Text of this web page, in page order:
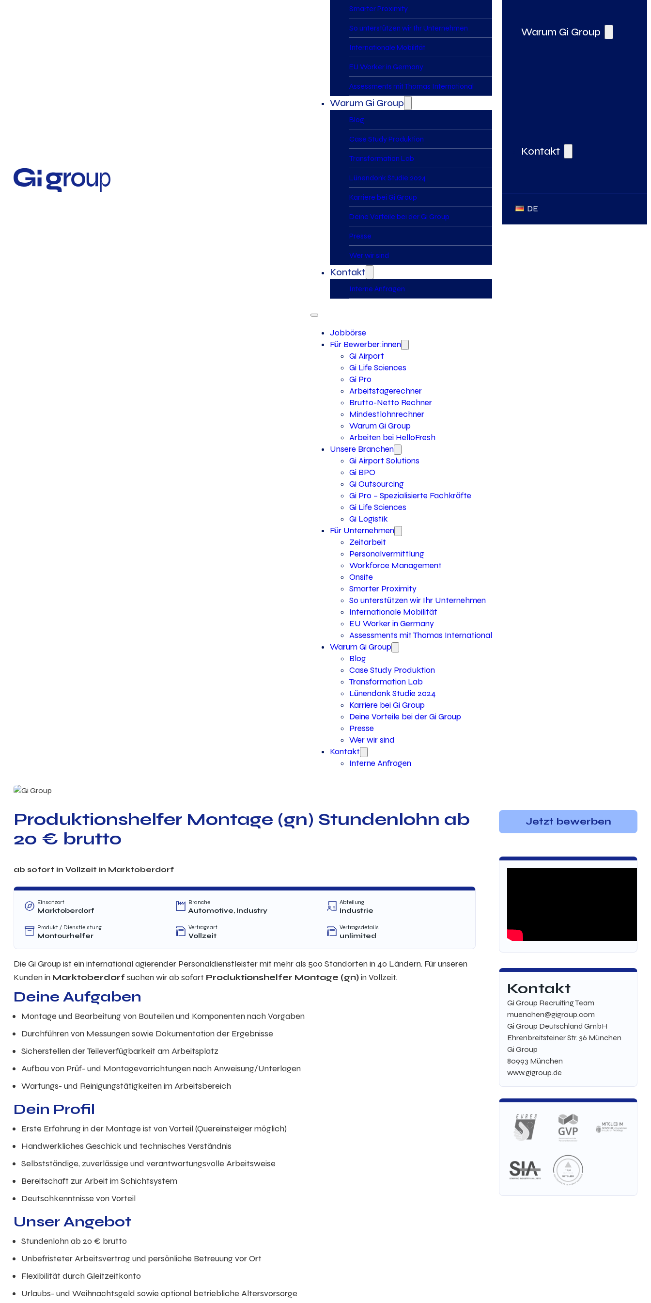
Smarter Proximity
So unterstützen wir Ihr Unternehmen
Internationale Mobilität
EU Worker in Germany
Assessments mit Thomas International
Warum Gi Group
Blog
Case Study Produktion
Transformation Lab
Lünendonk Studie 2024
Karriere bei Gi Group
Deine Vorteile bei der Gi Group
Presse
Wer wir sind
Kontakt
Interne Anfragen
Jobbörse
Für Bewerber:innen
Gi Airport
Gi Life Sciences
Gi Pro
Arbeitstagerechner
Brutto-Netto Rechner
Mindestlohnrechner
Warum Gi Group
Arbeiten bei HelloFresh
Unsere Branchen
Gi Airport Solutions
Gi BPO
Gi Outsourcing
Gi Pro – Spezialisierte Fachkräfte
Gi Life Sciences
Gi Logistik
Für Unternehmen
Zeitarbeit
Personalvermittlung
Workforce Management
Onsite
Smarter Proximity
So unterstützen wir Ihr Unternehmen
Internationale Mobilität
EU Worker in Germany
Assessments mit Thomas International
Warum Gi Group
Blog
Case Study Produktion
Transformation Lab
Lünendonk Studie 2024
Karriere bei Gi Group
Deine Vorteile bei der Gi Group
Presse
Wer wir sind
Kontakt
Interne Anfragen
Warum Gi Group
Kontakt
DE
Produktionshelfer Montage (gn) Stundenlohn ab
20 € brutto
ab sofort in Vollzeit in Marktoberdorf
Einsatzort
Marktoberdorf
Branche
Automotive, Industry
Abteilung
Industrie
Produkt / Dienstleistung
Montourhelfer
Vertragsart
Vollzeit
Vertragsdetails
unlimited
Die Gi Group ist ein international agierender Personaldienstleister mit mehr als 500 Standorten in 40 Ländern. Für unseren
Kunden in Marktoberdorf suchen wir ab sofort Produktionshelfer Montage (gn)in Vollzeit.
Deine Aufgaben
Montage und Bearbeitung von Bauteilen und Komponenten nach Vorgaben
Durchführen von Messungen sowie Dokumentation der Ergebnisse
Sicherstellen der Teileverfügbarkeit am Arbeitsplatz
Aufbau von Prüf- und Montagevorrichtungen nach Anweisung/Unterlagen
Wartungs- und Reinigungstätigkeiten im Arbeitsbereich
Dein Profil
Erste Erfahrung in der Montage ist von Vorteil (Quereinsteiger möglich)
Handwerkliches Geschick und technisches Verständnis
Selbstständige, zuverlässige und verantwortungsvolle Arbeitsweise
Bereitschaft zur Arbeit im Schichtsystem
Deutschkenntnisse von Vorteil
Unser Angebot
Stundenlohn ab 20 € brutto
Unbefristeter Arbeitsvertrag und persönliche Betreuung vor Ort
Flexibilität durch Gleitzeitkonto
Urlaubs- und Weihnachtsgeld sowie optional betriebliche Altersvorsorge
Jetzt bewerben
Kontakt
Gi Group Recruiting Team
muenchen@gigroup.com
Gi Group Deutschland GmbH
Ehrenbreitsteiner Str. 36 München
Gi Group
80993 München
www.gigroup.de